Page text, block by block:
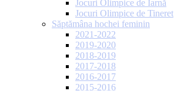
Jocuri Olimpice de Iarnă
Jocuri Olimpice de Tineret
Săptămâna hochei feminin
2021-2022
2019-2020
2018-2019
2017-2018
2016-2017
2015-2016